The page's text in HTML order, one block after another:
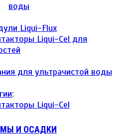
Liqui-Flux
Liqui-Cel для
:
Liqui-Cel
И ОСАДКИ